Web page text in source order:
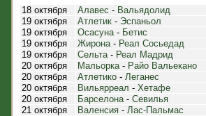
18 октября Алавес - Вальядолид
19 октября
Атлетик - Эспаньол
19 октября
Осасуна- Бетис
19 октября
Жирона- Реал Сосьедад
19 октября
Сельта- Реал Мадрид
20 октября
Мальорка- Райо Вальекано
20 октября
Атлетико - Леганес
20 октября
Вильярреал - Хетафе
20 октября
Барселона- Севилья
21 октября
Валенсия - Лас-Пальмас